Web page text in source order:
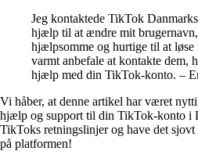
Jeg kontaktede TikTok
hjælp til at ændre mit
hjælpsomme og hurtige til at løse
varmt anbefale at kontakte dem,
hjælp med din TikTok-konto. –
Vi håber, at denne artikel har været
hjælp og support til din TikTok-konto i
TikToks retningslinjer og have det
på platformen!